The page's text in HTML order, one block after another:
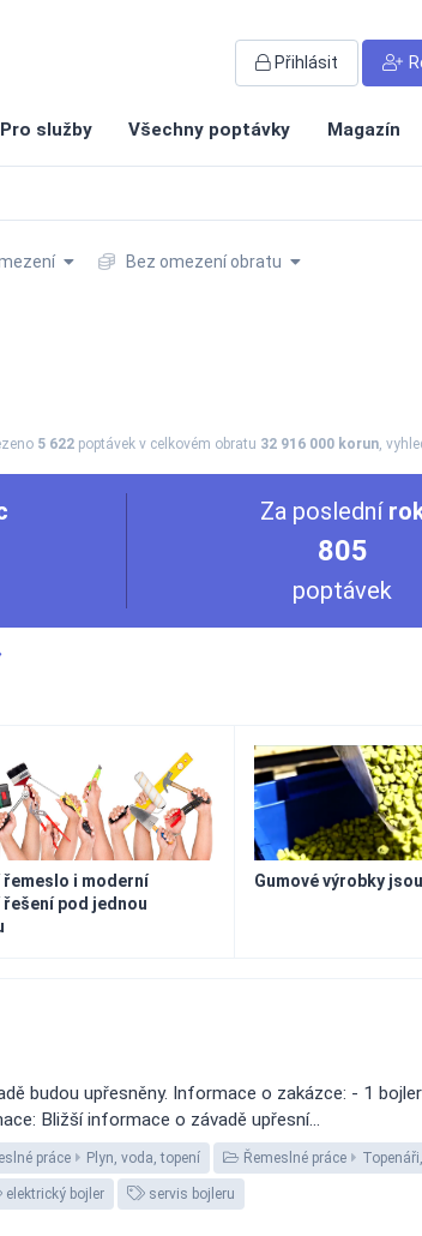
Přihlásit
Pro služby Všechny poptávky Magazín
Bez omezení obratu
5 622 poptávek v celkovém obratu 32 916 000 korun,
Za poslední
805
poptávek
i moderní
pod jednou
Gumové výrobky
budou upřesněny. Informace o zakázce: - 1
Bližší informace o závadě upřesní...
práce Plyn, voda, topení Řemeslné práce
elektrický bojler servis bojleru